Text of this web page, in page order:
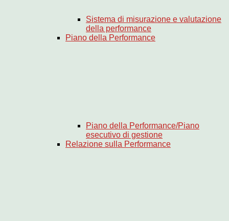
Sistema di misurazione e valutazione
della performance
Piano della Performance
Piano della Performance/Piano
esecutivo di gestione
Relazione sulla Performance